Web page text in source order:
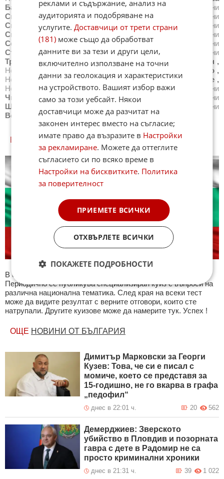
Баня
Новини Свети Влас ,Новини Свиленград
Новини
Свищов
,Новини Своге ,Новини Севлиево
Новини
Силистра ,Новини Симитли ,Новини Сливен
Новини
Смолян
, Новини Созопол , Новини Сопот
Новини
София
,Новини Средец ,Новини Стара Загора
Новини
Стрелча
,Новини Суворово ,Новини Тетевен
Новини
Троян
Новини Трън , Новини Трявна ,Новини Тутракан ,
Новини
Хасково ,
Новини
Хисаря ,Новини Царево ,Новини Чепеларе ,
Новини
Червен бряг , Новини Черноморец
Новини
Чипровци ,Новини Чирпан ,Новини
Новини
Шумен
Ябланица
Новини
Всички градове
БЪЛГАРИЯ КУИЗОВЕ
В секция България ще намерите тематична Куиз рубрика.
Периодично се публикува специализиран куиз с въпроси на
различна национална тематика. След края на всеки тест
може да видите резултат с верните отговори, които сте
натрупали. Другите куизове може да намерите тук. Успех !
ОЩЕ НОВИНИ ОТ БЪЛГАРИЯ
Димитър Марковски за Георги
Кузев: Това, че си е писал с
момиче, което се представя за
15-годишно, не го вкарва в графа
„педофил“
днес в 22:01 ч. 562
20
Демерджиев: Зверското
убийство в Пловдив и позорната
гавра с дете в Радомир не са
просто криминални хроники
днес в 21:31 ч. 1 022
39
реклами и съдържание, анализ на
аудиторията и подобряване на
услугите.Доставчици от трети страни
(181) може също да обработват
данните ви за тези и други цели,
включително използване на точни
данни за геолокация и характеристики
на устройството. Вашият избор важи
само за този уебсайт. Някои
доставчици може да разчитат на
законен интерес вместо на съгласие;
имате право да възразите в Настройки
за рекламиране. Можете да оттеглите
съгласието си по всяко време в
Настройки на бисквитките. Политика
за поверителност
ПРИЕМЕТЕ ВСИЧКИ
ОТХВЪРЛЕТЕ ВСИЧКИ
ПОКАЖЕТЕ ПОДРОБНОСТИ